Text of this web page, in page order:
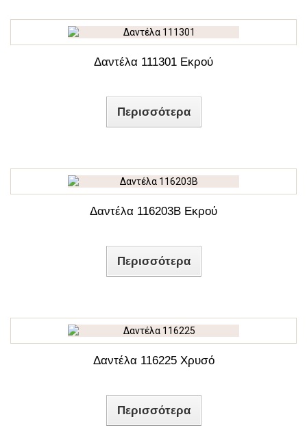
Δαντέλα 111301 Εκρού
Περισσότερα
Δαντέλα 116203Β Εκρού
Περισσότερα
Δαντέλα 116225 Χρυσό
Περισσότερα